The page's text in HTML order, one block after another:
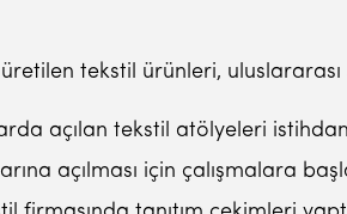
tekstil ürünleri, uluslararası
açılan tekstil atölyeleri
açılması için çalışmalara